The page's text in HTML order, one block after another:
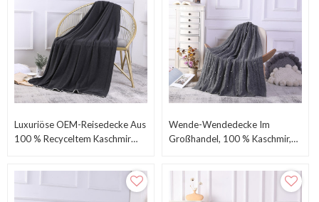
Luxuriöse OEM-Reisedecke Aus
100 % Recyceltem Kaschmir
Wende-Wendedecke Im
Großhandel, 100 % Kaschmir,